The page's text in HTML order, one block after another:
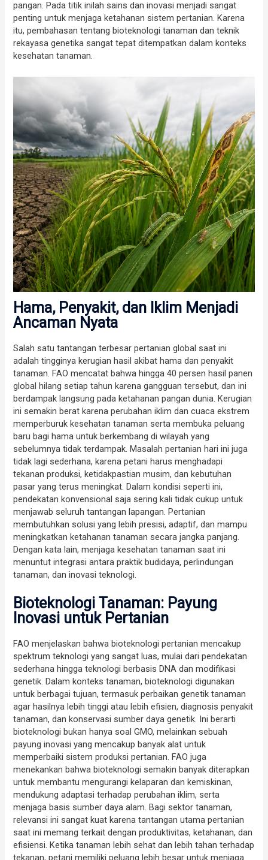
pangan. Pada titik inilah sains dan inovasi menjadi sangat
penting untuk menjaga ketahanan sistem pertanian. Karena
itu, pembahasan tentang bioteknologi tanaman dan teknik
rekayasa genetika sangat tepat ditempatkan dalam konteks
kesehatan tanaman.
Hama, Penyakit, dan Iklim Menjadi
Ancaman Nyata
Salah satu tantangan terbesar pertanian global saat ini
adalah tingginya kerugian hasil akibat hama dan penyakit
tanaman. FAO mencatat bahwa hingga 40 persen hasil panen
global hilang setiap tahun karena gangguan tersebut, dan ini
berdampak langsung pada ketahanan pangan dunia. Kerugian
ini semakin berat karena perubahan iklim dan cuaca ekstrem
memperburuk kesehatan tanaman serta membuka peluang
baru bagi hama untuk berkembang di wilayah yang
sebelumnya tidak terdampak. Masalah pertanian hari ini juga
tidak lagi sederhana, karena petani harus menghadapi
tekanan produksi, ketidakpastian musim, dan kebutuhan
pasar yang terus meningkat. Dalam kondisi seperti ini,
pendekatan konvensional saja sering kali tidak cukup untuk
menjawab seluruh tantangan lapangan. Pertanian
membutuhkan solusi yang lebih presisi, adaptif, dan mampu
meningkatkan ketahanan tanaman secara jangka panjang.
Dengan kata lain, menjaga kesehatan tanaman saat ini
menuntut integrasi antara praktik budidaya, perlindungan
tanaman, dan inovasi teknologi.
Bioteknologi Tanaman: Payung
Inovasi untuk Pertanian
FAO menjelaskan bahwa bioteknologi pertanian mencakup
spektrum teknologi yang sangat luas, mulai dari pendekatan
sederhana hingga teknologi berbasis DNA dan modifikasi
genetik. Dalam konteks tanaman, bioteknologi digunakan
untuk berbagai tujuan, termasuk perbaikan genetik tanaman
agar hasilnya lebih tinggi atau lebih efisien, diagnosis penyakit
tanaman, dan konservasi sumber daya genetik. Ini berarti
bioteknologi bukan hanya soal GMO, melainkan sebuah
payung inovasi yang mencakup banyak alat untuk
memperbaiki sistem produksi pertanian. FAO juga
menekankan bahwa bioteknologi semakin banyak diterapkan
untuk membantu mengurangi kelaparan dan kemiskinan,
mendukung adaptasi terhadap perubahan iklim, serta
menjaga basis sumber daya alam. Bagi sektor tanaman,
relevansi ini sangat kuat karena tantangan utama pertanian
saat ini memang terkait dengan produktivitas, ketahanan, dan
efisiensi. Ketika tanaman lebih sehat dan lebih tahan terhadap
tekanan, petani memiliki peluang lebih besar untuk menjaga